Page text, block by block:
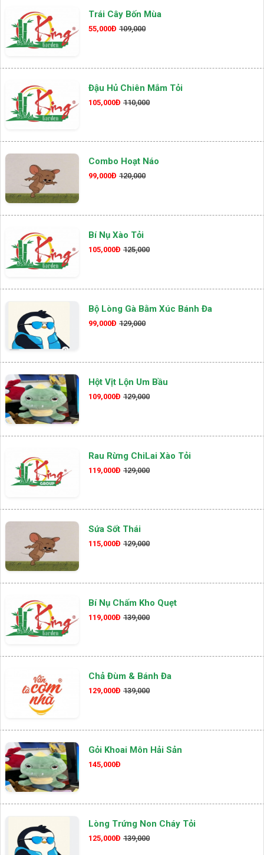
Trái Cây Bốn Mùa
55,000Đ 109,000
Đậu Hủ Chiên Mắm Tỏi
105,000Đ 110,000
Combo Hoạt Náo
99,000Đ 120,000
Bí Nụ Xào Tỏi
105,000Đ 125,000
Bộ Lòng Gà Bằm Xúc Bánh Đa
99,000Đ 129,000
Hột Vịt Lộn Um Bầu
109,000Đ 129,000
Rau Rừng ChiLai Xào Tỏi
119,000Đ 129,000
Sứa Sốt Thái
115,000Đ 129,000
Bí Nụ Chấm Kho Quẹt
119,000Đ 139,000
Chả Đùm & Bánh Đa
129,000Đ 139,000
Gỏi Khoai Môn Hải Sản
145,000Đ
Lòng Trứng Non Cháy Tỏi
125,000Đ 139,000